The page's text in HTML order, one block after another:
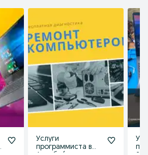
Услуги
программиста в